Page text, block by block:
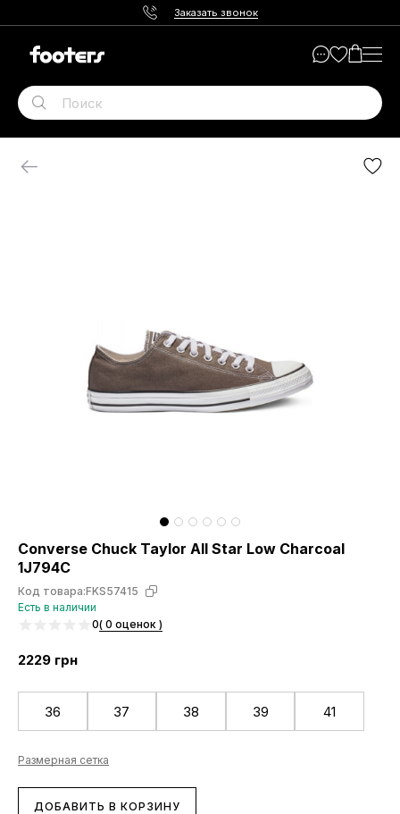
Заказать звонок
Converse Chuck Taylor All Star Low Charcoal
1J794C
Код товара:FKS57415
Есть в наличии
0( 0 оценок )
2229 грн
36 37 38 39 41
Размерная сетка
ДОБАВИТЬ В КОРЗИНУ